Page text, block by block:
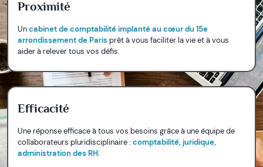
Proximité
Uncabinet de comptabilité implanté au cœur du 15e
arrondissement de Parisprêt à vous faciliter la vie et à vous
aider à relever tous vos défis.
Efficacité
Une réponse efficace à tous vos besoins grâce à une équipe de
collaborateurs pluridisciplinaire : comptabilité, juridique,
administration des RH.